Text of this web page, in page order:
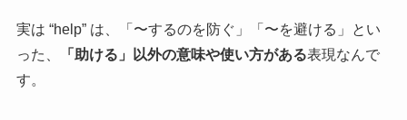
実は “help” は、「〜するのを防ぐ」「〜を避ける」とい
った、
「助ける」以外の意味や使い方がある表現なんで
す。